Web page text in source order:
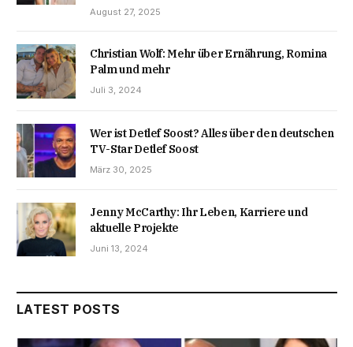
August 27, 2025
Christian Wolf: Mehr über Ernährung, Romina
Palm und mehr
Juli 3, 2024
Wer ist Detlef Soost? Alles über den deutschen
TV-Star Detlef Soost
März 30, 2025
Jenny McCarthy: Ihr Leben, Karriere und
aktuelle Projekte
Juni 13, 2024
LATEST POSTS